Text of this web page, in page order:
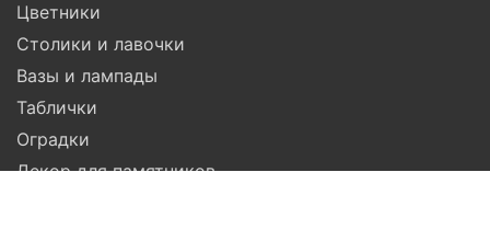
Цветники
Столики и лавочки
Вазы и лампады
Таблички
Оградки
Декор для памятников